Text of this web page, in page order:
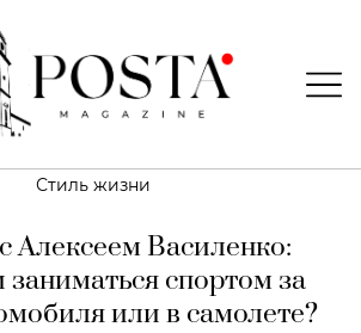
Стиль жизни
Алексеем Василенко:
спортом за
или в самолете?